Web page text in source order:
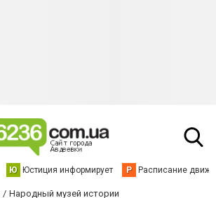
Ю Юстиция информирует Р Расписание
Народный музей истории